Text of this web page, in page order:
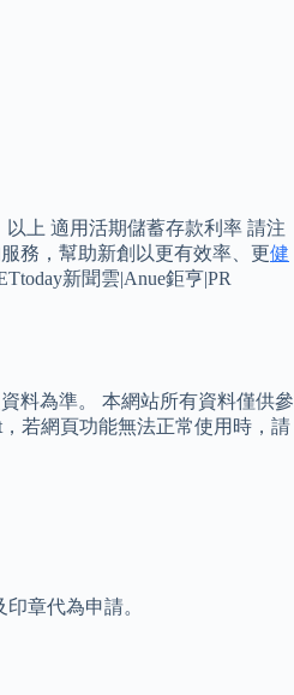
上 適用活期儲蓄存款利率 請注
務，幫助新創以更有效率、更健
新聞雲|Anue鉅亨|PR
料為準。 本網站所有資料僅供參
若網頁功能無法正常使用時，請
章代為申請。